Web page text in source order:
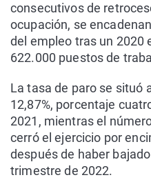
consecutivos de
ocupación, se
del empleo tras un 2020
622.000 puestos de
La tasa de paro se situó
12,87%, porcentaje
2021, mientras el
cerró el ejercicio por
después de haber
trimestre de 2022.